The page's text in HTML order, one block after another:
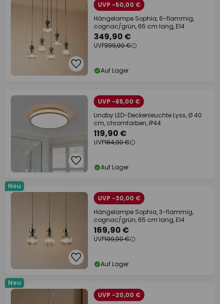
UVP -50,00 €
Hängelampe Sophia, 6-flammig,
cognac/grün, 65 cm lang, E14
349,90 €
UVP399,90 €
Auf Lager
UVP -65,00 €
Lindby LED-Deckenleuchte Lyss, Ø 40
cm, chromfarben, IP44
119,90 €
UVP184,90 €
Auf Lager
Neu
UVP -30,00 €
Hängelampe Sophia, 3-flammig,
cognac/grün, 65 cm lang, E14
169,90 €
UVP199,90 €
Auf Lager
Neu
UVP -20,00 €